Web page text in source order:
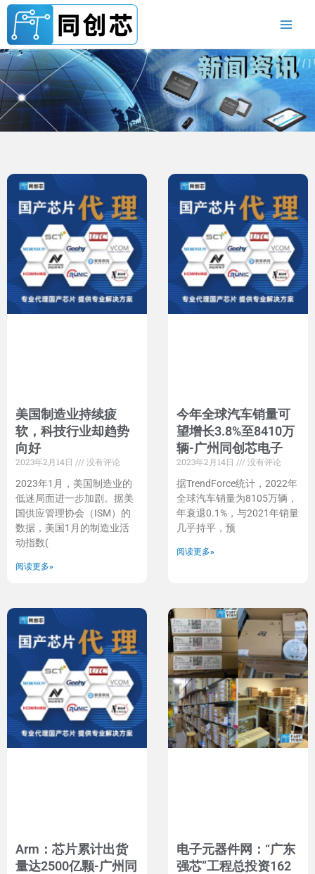
跳
内
容
美国制造业持续疲
软，科技行业却趋势
向好
2023年2月14日
没有评论
2023年1月，美国制造业的
低迷局面进一步加剧。据美
国供应管理协会（ISM）的
数据，美国1月的制造业活
动指数(
阅读更多»
今年全球汽车销量可
望增长3.8%至8410万
辆-广州同创芯电子
2023年2月14日
没有评论
据TrendForce统计，2022年
全球汽车销量为8105万辆，
年衰退0.1%，与2021年销量
几乎持平，预
阅读更多»
Arm：芯片累计出货
量达2500亿颗-广州同
电子元器件网：“广东
强芯”工程总投资162
a
g
e
g
e
P
P
a
g